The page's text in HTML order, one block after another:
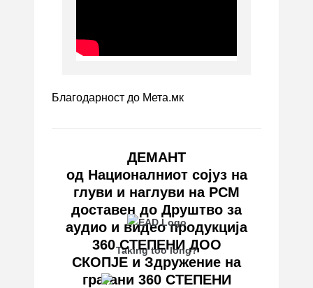
Благодарност до Мета.мк
ДЕМАНТ
од Националниот сојуз на
глуви и наглуви на РСМ
доставен до Друштво за
аудио и видео продукција
360 СТЕПЕНИ ДОО
СКОПЈЕ и Здружение на
граѓани 360 СТЕПЕНИ
Taking too long?